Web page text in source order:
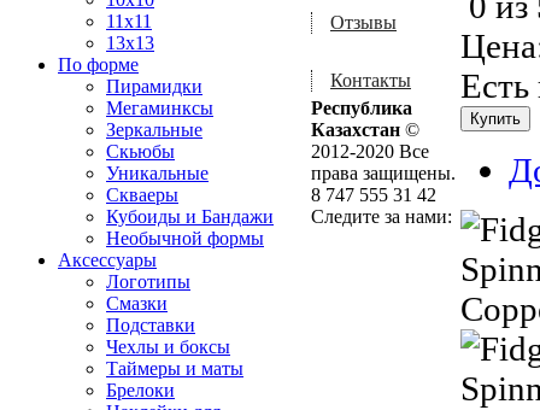
11x11
13x13
По форме
Пирамидки
Мегаминксы
Зеркальные
Скьюбы
Уникальные
Скваеры
Кубоиды и Бандажи
Необычной формы
Аксессуары
Логотипы
Смазки
Подставки
Чехлы и боксы
Таймеры и маты
Брелоки
Есть
Отзывы
Контакты
Республика
Казахстан ©
2012-2020 Все
права защищены.
8 747 555 31 42
Следите за нами: